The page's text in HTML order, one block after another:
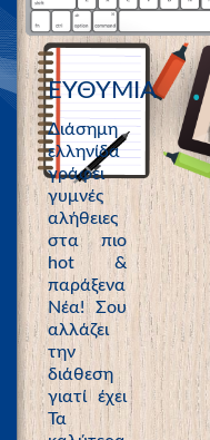
ΕΥΘΥΜΙΑ
Διάσημη
ελληνίδα
γράφει
γυμνές
αλήθειες
στα πιο
hot &
παράξενα
Νέα! Σου
αλλάζει
την
διάθεση
γιατί έχει
Τα